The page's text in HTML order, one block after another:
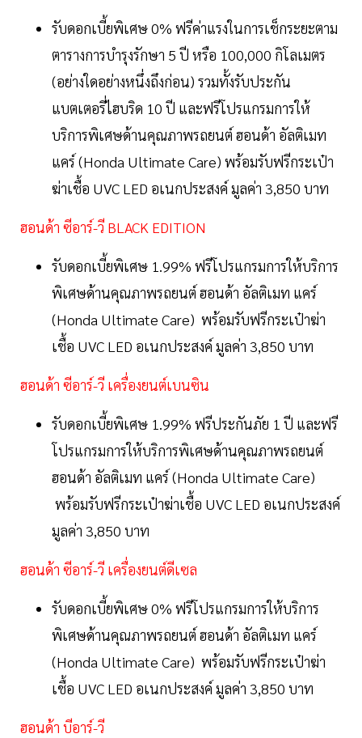
รับดอกเบี้ยพิเศษ 0% ฟรีค่าแรงในการเช็กระยะตาม
ตารางการบำรุงรักษา 5 ปี หรือ 100,000 กิโลเมตร
(อย่างใดอย่างหนึ่งถึงก่อน) รวมทั้งรับประกัน
แบตเตอรี่ไฮบริด 10 ปี และฟรีโปรแกรมการให้
บริการพิเศษด้านคุณภาพรถยนต์ ฮอนด้า อัลติเมท
แคร์ (Honda Ultimate Care) พร้อมรับฟรีกระเป๋า
ฆ่าเชื้อ UVC LED อเนกประสงค์ มูลค่า 3,850 บาท
ฮอนด้า ซีอาร์-วี BLACK EDITION
รับดอกเบี้ยพิเศษ 1.99% ฟรีโปรแกรมการให้บริการ
พิเศษด้านคุณภาพรถยนต์ ฮอนด้า อัลติเมท แคร์
(Honda Ultimate Care) พร้อมรับฟรีกระเป๋าฆ่า
เชื้อ UVC LED อเนกประสงค์ มูลค่า 3,850 บาท
ฮอนด้า ซีอาร์-วี เครื่องยนต์เบนซิน
รับดอกเบี้ยพิเศษ 1.99% ฟรีประกันภัย 1 ปี และฟรี
โปรแกรมการให้บริการพิเศษด้านคุณภาพรถยนต์
ฮอนด้า อัลติเมท แคร์ (Honda Ultimate Care)
พร้อมรับฟรีกระเป๋าฆ่าเชื้อ UVC LED อเนกประสงค์
มูลค่า 3,850 บาท
ฮอนด้า ซีอาร์-วี เครื่องยนต์ดีเซล
รับดอกเบี้ยพิเศษ 0% ฟรีโปรแกรมการให้บริการ
พิเศษด้านคุณภาพรถยนต์ ฮอนด้า อัลติเมท แคร์
(Honda Ultimate Care) พร้อมรับฟรีกระเป๋าฆ่า
เชื้อ UVC LED อเนกประสงค์ มูลค่า 3,850 บาท
ฮอนด้า บีอาร์-วี